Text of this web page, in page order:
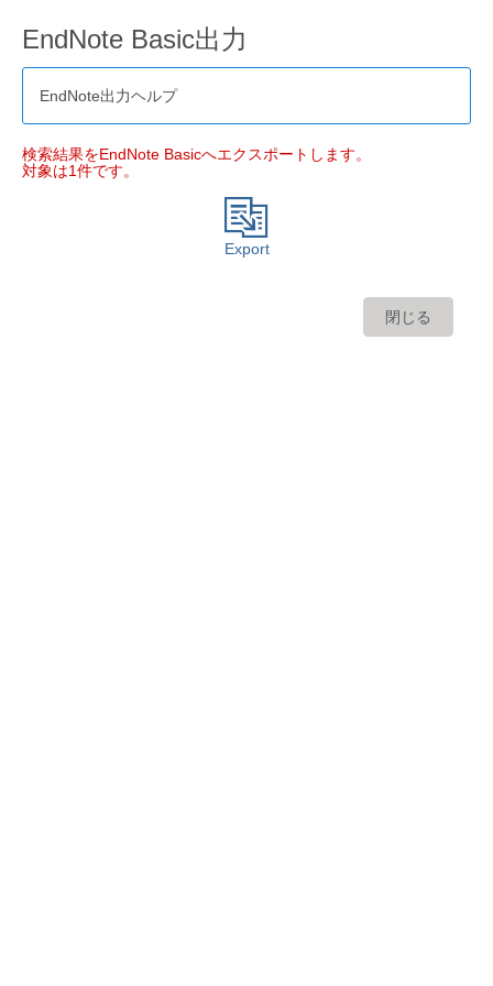
EndNote Basic出力
EndNote出力ヘルプ
検索結果をEndNote Basicへエクスポートします。
対象は1件です。
Export